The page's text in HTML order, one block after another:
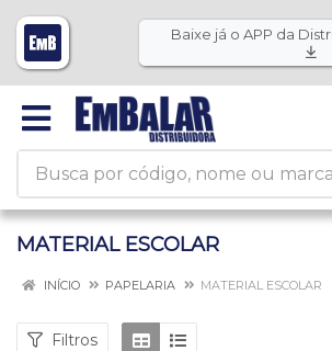
Baixe já o APP da
MATERIAL ESCOLAR
INÍCIO PAPELARIA MATERIAL ESCOLAR
Filtros